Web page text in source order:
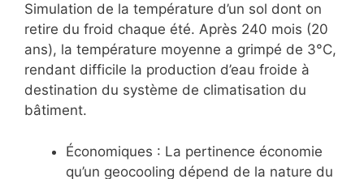
Simulation de la température d’un sol dont on
retire du froid chaque été. Après 240 mois (20
ans), la température moyenne a grimpé de 3°C,
rendant difficile la production d’eau froide à
destination du système de climatisation du
bâtiment.
Économiques : La pertinence économie
qu’un geocooling dépend de la nature du